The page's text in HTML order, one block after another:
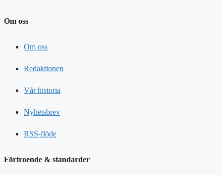
Om oss
Om oss
Redaktionen
Vår historia
Nyhetsbrev
RSS-flöde
Förtroende & standarder